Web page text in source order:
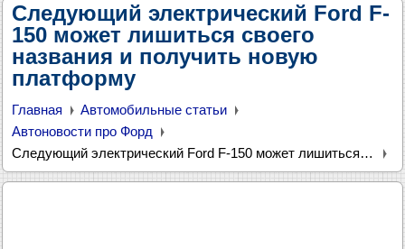
Следующий электрический Ford F-
150 может лишиться своего
названия и получить новую
платформу
Главная
Автомобильные статьи
Автоновости про Форд
Следующий электрический Ford F-150 может лишиться своего названия и получить новую платформу